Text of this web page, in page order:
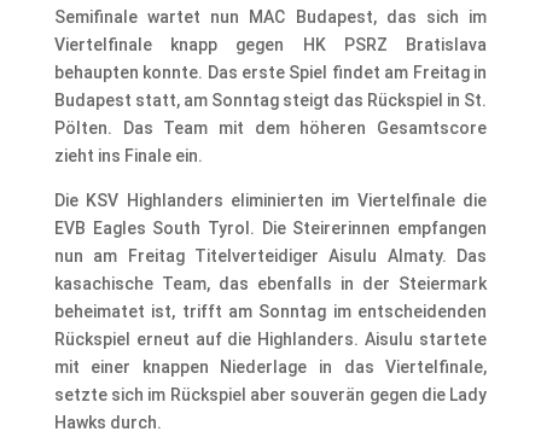
Semifinale wartet nun MAC Budapest, das sich im
Viertelfinale knapp gegen HK PSRZ Bratislava
behaupten konnte. Das erste Spiel findet am Freitag in
Budapest statt, am Sonntag steigt das Rückspiel in St.
Pölten. Das Team mit dem höheren Gesamtscore
zieht ins Finale ein.
Die KSV Highlanders eliminierten im Viertelfinale die
EVB Eagles South Tyrol. Die Steirerinnen empfangen
nun am Freitag Titelverteidiger Aisulu Almaty. Das
kasachische Team, das ebenfalls in der Steiermark
beheimatet ist, trifft am Sonntag im entscheidenden
Rückspiel erneut auf die Highlanders. Aisulu startete
mit einer knappen Niederlage in das Viertelfinale,
setzte sich im Rückspiel aber souverän gegen die Lady
Hawks durch.